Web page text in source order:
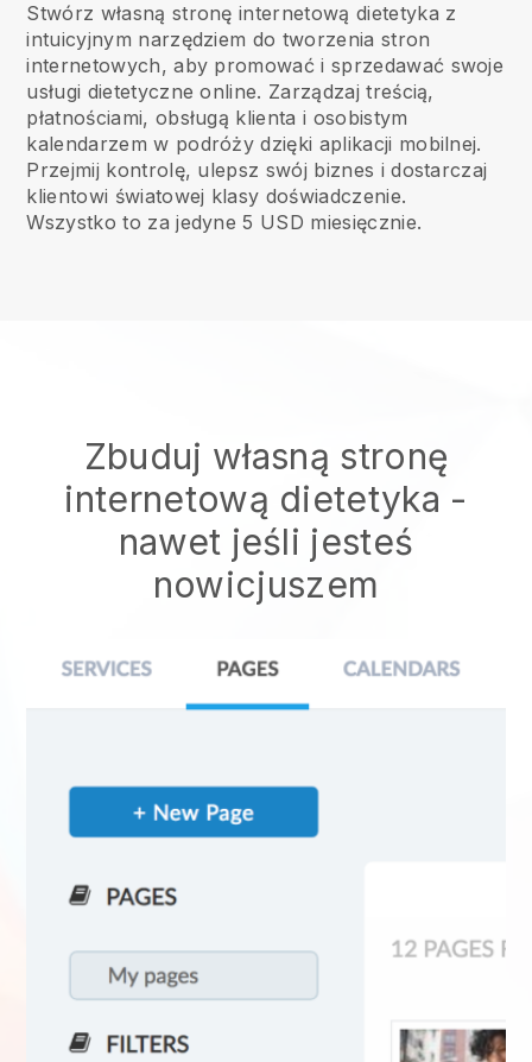
Stwórz własną stronę internetową dietetyka z
intuicyjnym narzędziem do tworzenia stron
internetowych, aby promować i sprzedawać swoje
usługi dietetyczne online. Zarządzaj treścią,
płatnościami, obsługą klienta i osobistym
kalendarzem w podróży dzięki aplikacji mobilnej.
Przejmij kontrolę, ulepsz swój biznes i dostarczaj
klientowi światowej klasy doświadczenie.
Wszystko to za jedyne 5 USD miesięcznie.
Zbuduj własną stronę
internetową dietetyka -
nawet jeśli jesteś
nowicjuszem